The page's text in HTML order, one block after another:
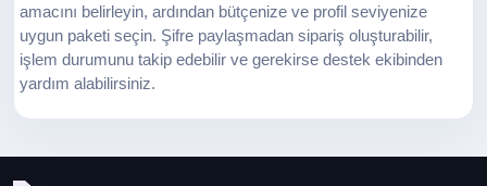
amacını belirleyin, ardından bütçenize ve profil seviyenize
uygun paketi seçin. Şifre paylaşmadan sipariş oluşturabilir,
işlem durumunu takip edebilir ve gerekirse destek ekibinden
yardım alabilirsiniz.